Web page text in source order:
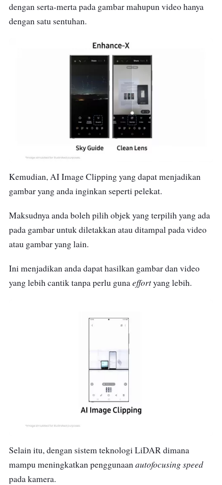
dengan serta-merta pada gambar mahupun video hanya
dengan satu sentuhan.
Kemudian, AI Image Clipping yang dapat menjadikan
gambar yang anda inginkan seperti pelekat.
Maksudnya anda boleh pilih objek yang terpilih yang ada
pada gambar untuk diletakkan atau ditampal pada video
atau gambar yang lain.
Ini menjadikan anda dapat hasilkan gambar dan video
yang lebih cantik tanpa perlu gunaeffortyang lebih.
Selain itu, dengan sistem teknologi LiDAR dimana
mampu meningkatkan penggunaanautofocusing speed
pada kamera.